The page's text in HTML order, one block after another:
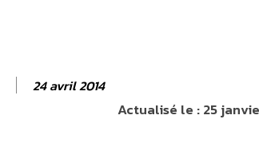
24 avril 2014
Actualisé le :25